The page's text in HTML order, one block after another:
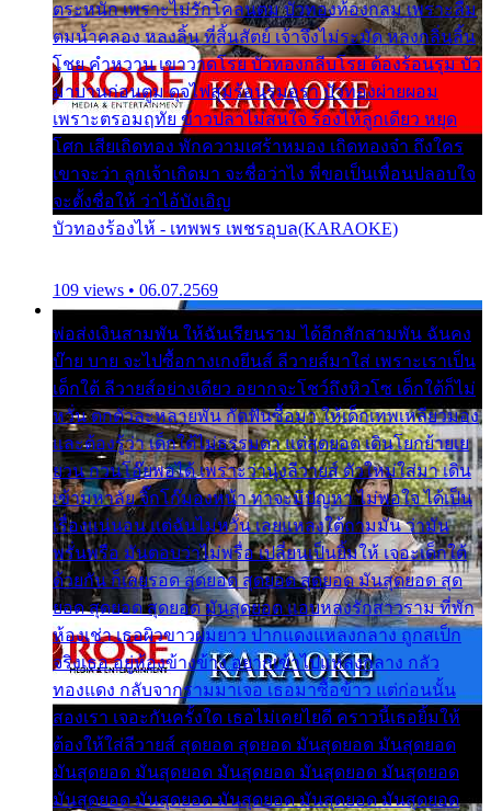
ตระหนัก เพราะไม่รักโคลนตม บัวทองท้องกลม เพราะลืม
ตมน้ำคลอง หลงลิ้น ที่สิ้นสัตย์ เจ้าจึงไม่ระมัด หลงกลิ่นลิ้น
โชย คำหวาน เขาวาดโรย บัวทองกลีบโรย ต้องร้อนรุม บัว
มาบานก่อนตูม ดุจไฟสุมร้อนรุมอุรา บัวทองผ่ายผอม
เพราะตรอมฤทัย ข้าวปลาไม่สนใจ ร้องไห้ลูกเดียว หยุด
โศก เสียเถิดทอง พักความเศร้าหมอง เถิดทองจ๋า ถึงใคร
เขาจะว่า ลูกเจ้าเกิดมา จะชื่อว่าไง พี่ขอเป็นเพื่อนปลอบใจ
จะตั้งชื่อให้ ว่าไอ้บังเอิญ
บัวทองร้องไห้ - เทพพร เพชรอุบล(KARAOKE)
109 views • 06.07.2569
พ่อส่งเงินสามพัน ให้ฉันเรียนราม ได้อีกสักสามพัน ฉันคง
บ๊าย บาย จะไปซื้อกางเกงยีนส์ ลีวายส์มาใส่ เพราะเราเป็น
เด็กใต้ ลีวายส์อย่างเดียว อยากจะโชว์ถึงหิวโซ เด็กใต้ก็ไม่
หวั่น ตกตัวละหลายพัน กัดฟันซื้อมา ให้เด็กเทพเหลียวมอง
และต้องรู้ว่า เด็กใต้ไม่ธรรมดา แต่สุดยอด เดินโยกย้ายเย
ยวน กวนโอ๊ยพอได้ เพราะว่านุ่งลีวายส์ ตัวใหม่ใส่มา เดิน
เข้ามหาลัย จิ๊กโก๊มองหน้า ท่าจะมีปัญหา ไม่พอใจ ได้เป็น
เรื่องแน่นอน แต่ฉันไม่หวั่น เลยแหลงใต้ถามมัน ว่ามัน
พรั่นพรือ มันตอบว่าไม่พรื่อ เปลี่ยนเป็นยิ้มให้ เจอะเด็กใต้
ด้วยกัน ก็เลยรอด สุดยอด สุดยอด สุดยอด มันสุดยอด สุด
ยอด สุดยอด สุดยอด มันสุดยอด แอบหลงรักสาวราม ที่พัก
ห้องเช่า เธอผิวขาวผมยาว ปากแดงแหลงกลาง ถูกสเป็ก
จริงเธอ อยู่ห้องข้างข้าง อยากเข้าไปแหลงกลาง กลัว
ทองแดง กลับจากรามมาเจอ เธอมาซื้อข้าว แต่ก่อนนั้น
สองเรา เจอะกันครั้งใด เธอไม่เคยไยดี คราวนี้เธอยิ้มให้
ต้องให้ใส่ลีวายส์ สุดยอด สุดยอด มันสุดยอด มันสุดยอด
มันสุดยอด มันสุดยอด มันสุดยอด มันสุดยอด มันสุดยอด
มันสุดยอด มันสุดยอด มันสุดยอด มันสุดยอด มันสุดยอด